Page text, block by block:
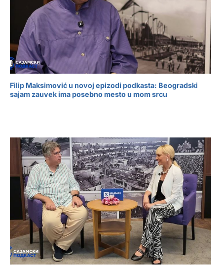
Filip Maksimović u novoj epizodi podkasta: Beogradski
sajam zauvek ima posebno mesto u mom srcu